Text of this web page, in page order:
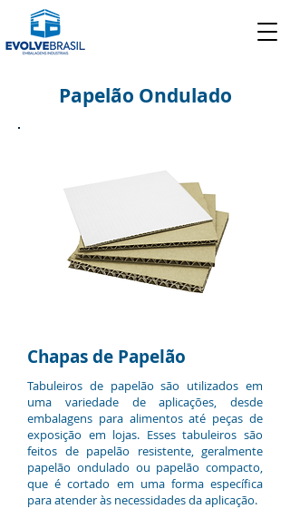
Papelão Ondulado
Chapas de Papelão
Tabuleiros de papelão são utilizados em
uma variedade de aplicações, desde
embalagens para alimentos até peças de
exposição em lojas. Esses tabuleiros são
feitos de papelão resistente, geralmente
papelão ondulado ou papelão compacto,
que é cortado em uma forma específica
para atender às necessidades da aplicação.